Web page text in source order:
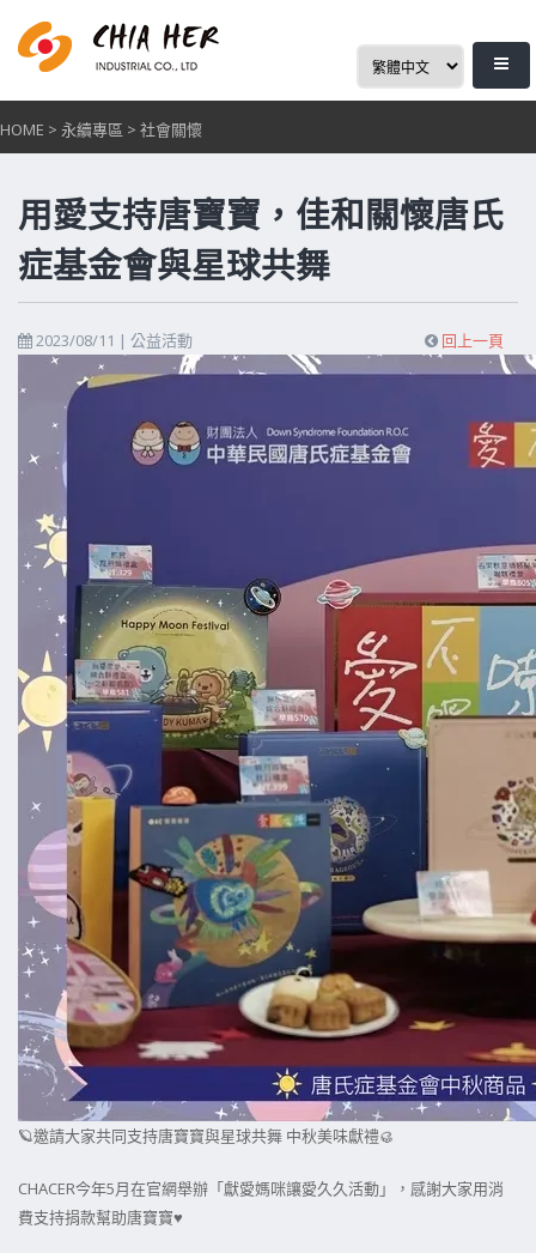
HOME > 永續專區 > 社會關懷
用愛支持唐寶寶，佳和關懷唐氏
症基金會與星球共舞
2023/08/11 | 公益活動 回上一頁
🪐邀請大家共同支持唐寶寶與星球共舞 中秋美味獻禮🥮
CHACER今年5月在官網舉辦「獻愛媽咪讓愛久久活動」，感謝大家用消
費支持捐款幫助唐寶寶♥️